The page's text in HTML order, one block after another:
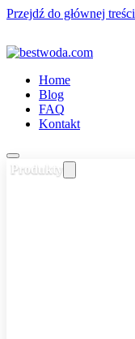
Przejdź do głównej treści
Home
Blog
FAQ
Kontakt
Produkty